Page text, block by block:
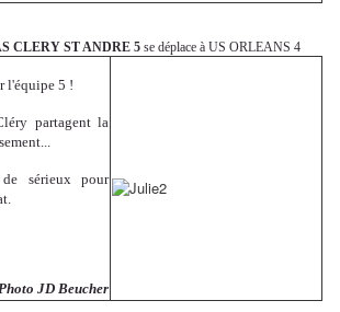
CLERY ST ANDRE 5se déplace à US ORLEANS 4
l'équipe 5 !
partagent la
sérieux pour
JD Beucher